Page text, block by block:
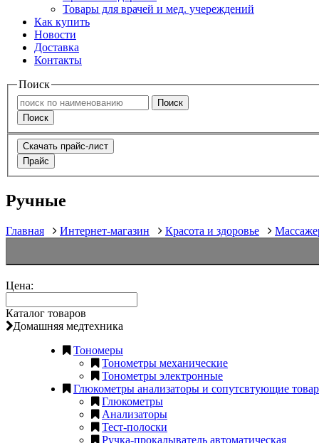
Товары для врачей и мед. учереждений
Как купить
Новости
Доставка
Контакты
Поиск
Поиск
Поиск
Скачать прайс-лист
Прайс
Ручные
Главная Интернет-магазин Красота и здоровье
Цена:
Каталог товаров
Домашняя медтехника
Тономеры
Тонометры механические
Тонометры электронные
Глюкометры анализаторы и сопутсвтующие
Глюкометры
Анализаторы
Тест-полоски
Ручка-прокалыватель автоматическая